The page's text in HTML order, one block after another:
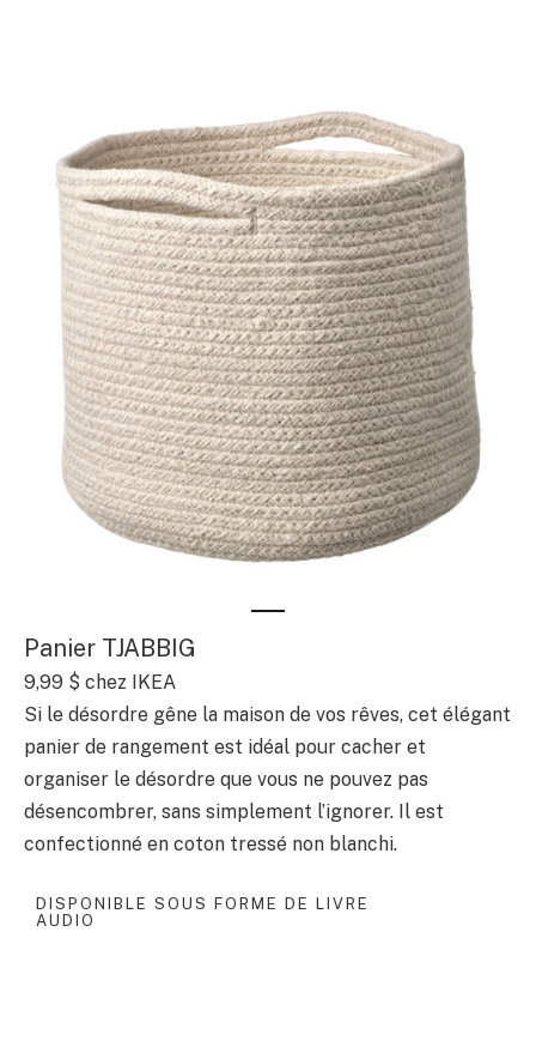
Panier TJABBIG
9,99 $ chez IKEA
Si le désordre gêne la maison de vos rêves, cet élégant
panier de rangement est idéal pour cacher et
organiser le désordre que vous ne pouvez pas
désencombrer, sans simplement l’ignorer. Il est
confectionné en coton tressé non blanchi.
DISPONIBLE SOUS FORME DE LIVRE
AUDIO